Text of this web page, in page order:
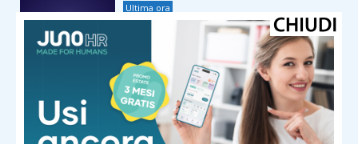
Ultima ora
Caldo africano, oggi e domani bollino
rosso per 19 città: “Al Sud ancora
Ultima ora
Fulmine colpisce scout su Monte
Livata: grave un ragazzo